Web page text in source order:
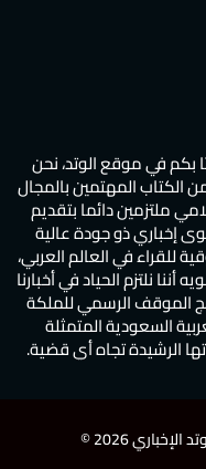
بكم في موقع الوتد، نحن
الكتاب المهتمين بالمجال
ملتزمين دائما بتقديم
إخباري ذو جودة عالية
للقراء في العالم العربي،
أننا نلتزم الحياد في أخبارنا
الموقف الرسمي للملكة
السعودية المتمثلة
الرشيدة تجاه أي قضية.
2026 ©